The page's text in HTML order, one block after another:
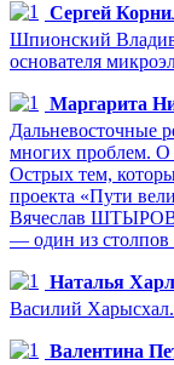
Сергей
Шпионский
основателя
Маргарита
Дальневосточные
многих проблем. О
Острых тем,
проекта «Пути
Вячеслав
— один из
Наталья
Василий
Валентина